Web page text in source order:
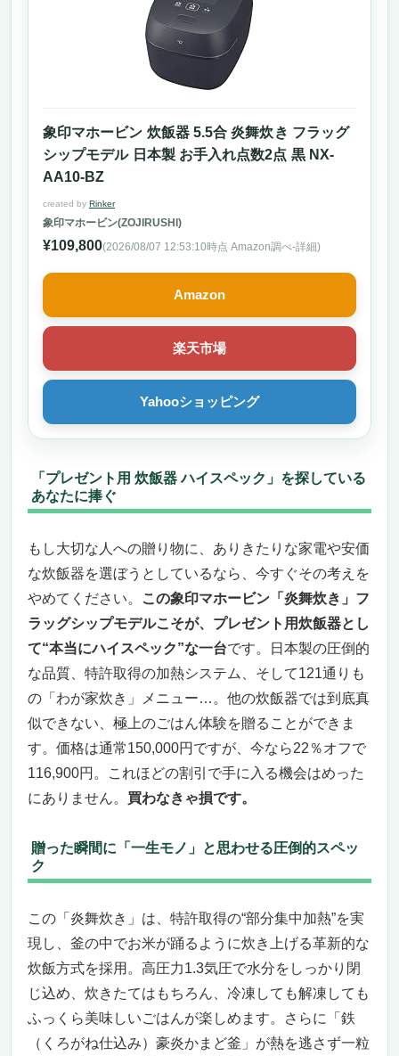
象印 NH-GE54-XA ステンレス 業務用IH炊飯ジ
ャー（単相200V）
「プレゼント用 炊飯器 ハイスペック」を探
しているあなたへ
買わなきゃ損する、贅沢な“プロ仕様”
こんな人には強くおすすめ、逆にこういう人
には向かない
まとめ：プレゼント用炊飯器として最高峰、
買わなきゃ損
プレゼント用に選ぶならこれしかない！
「Cuckoo crp-chss1009fn 10 Cup圧力炊飯器
（110V・メタリック）」
“プレゼント用 炊飯器 ハイスペック”を探し
IH加熱×圧力調理のプロ仕様。今買わなきゃ
損！
どんな人におすすめか、どんな人には向かな
いか
プレゼント用 炊飯器 ハイスペックに最適な一
台 圧倒的なクオリティで「贈る人」と「使う
人」の心を掴む
人」の心を掴む
IH加熱×デュアル圧力が生み出す“別格”の味
わい
忙しい現代人にこそ「ボタンひとつの贅沢」
を
こんな人にオススメ、逆にこんな人には微妙
かも
まとめ：迷っている時間がもったいないほど
の逸品
象印 圧力IH炊飯器 NP-NWC18 ― プレゼント
用にも最適なハイスペックモデル
「プレゼント用 炊飯器 ハイスペック」で探
ん
こういう人には絶対おすすめ、逆にこういう
人には微妙かも
今がチャンス！買わなきゃ損する理由
テンレス製フード炊飯器
「プレゼント用 炊飯器 ハイスペック」で探
しているあなたへ
象印マホービン 炊飯器 5.5合 炎舞炊き フラッグ
シップモデル 日本製 お手入れ点数2点 黒 NX-
AA10-BZ
created by Rinker
象印マホービン(ZOJIRUSHI)
¥109,800(2026/08/07 12:53:10時点 Amazon調べ-詳細)
Amazon
楽天市場
Yahooショッピング
「プレゼント用 炊飯器 ハイスペック」を探している
あなたに捧ぐ
もし大切な人への贈り物に、ありきたりな家電や安価
な炊飯器を選ぼうとしているなら、今すぐその考えを
やめてください。
この象印マホービン「炎舞炊き」フ
ラッグシップモデルこそが、プレゼント用炊飯器とし
て“本当にハイスペック”な一台です。日本製の圧倒的
な品質、特許取得の加熱システム、そして121通りも
の「わが家炊き」メニュー…。他の炊飯器では到底真
似できない、極上のごはん体験を贈ることができま
す。価格は通常150,000円ですが、今なら22％オフで
116,900円。これほどの割引で手に入る機会はめった
にありません。 買わなきゃ損です。
贈った瞬間に「一生モノ」と思わせる圧倒的スペッ
ク
この「炎舞炊き」は、特許取得の“部分集中加熱”を実
現し、釜の中でお米が踊るように炊き上げる革新的な
炊飯方式を採用。高圧力1.3気圧で水分をしっかり閉
じ込め、炊きたてはもちろん、冷凍しても解凍しても
ふっくら美味しいごはんが楽しめます。さらに「鉄
（くろがね仕込み）豪炎かまど釜」が熱を逃さず一粒